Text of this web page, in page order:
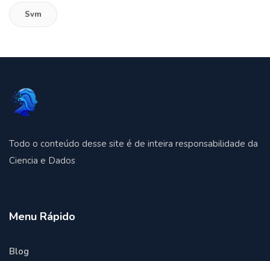
Svm
Todo o conteúdo desse site é de inteira responsabilidade da
Ciencia e Dados
Menu Rápido
Blog